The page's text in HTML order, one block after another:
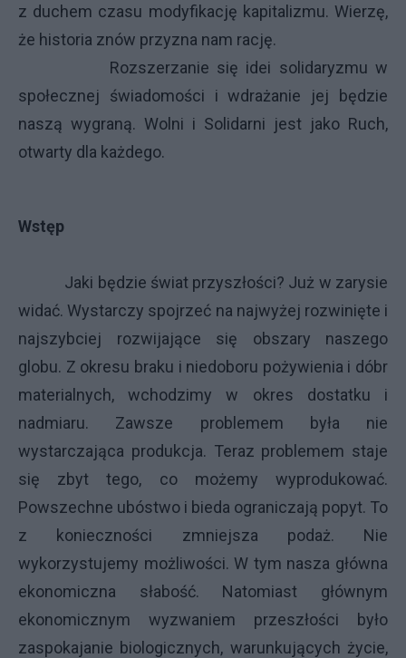
z duchem czasu modyfikację kapitalizmu. Wierzę,
że historia znów przyzna nam rację.
Rozszerzanie się idei solidaryzmu w
społecznej świadomości i wdrażanie jej będzie
naszą wygraną. Wolni i Solidarni jest jako Ruch,
otwarty dla każdego.
Wstęp
Jaki będzie świat przyszłości? Już w zarysie
widać. Wystarczy spojrzeć na najwyżej rozwinięte i
najszybciej rozwijające się obszary naszego
globu. Z okresu braku i niedoboru pożywienia i dóbr
materialnych, wchodzimy w okres dostatku i
nadmiaru. Zawsze problemem była nie
wystarczająca produkcja. Teraz problemem staje
się zbyt tego, co możemy wyprodukować.
Powszechne ubóstwo i bieda ograniczają popyt. To
z konieczności zmniejsza podaż. Nie
wykorzystujemy możliwości. W tym nasza główna
ekonomiczna słabość. Natomiast głównym
ekonomicznym wyzwaniem przeszłości było
zaspokajanie biologicznych, warunkujących życie,